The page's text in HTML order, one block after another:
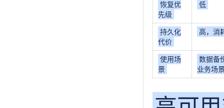
恢复优
先级
低
持久化
代价
高，消
使用场
景
数据备
业务场